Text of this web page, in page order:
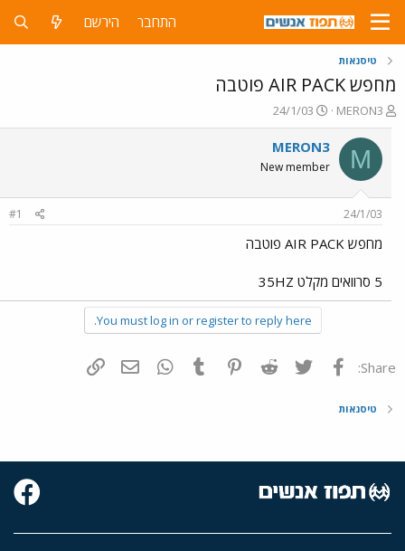
התחבר הירשם
טיסנאות
מחפש AIR PACK פוטבה
פ
ו
ת
ח
ה
ש
א
MERON3
פ
ו
ר
ס
ם
ר
24/1/03
M
MERON3
New member
24/1/03
#1
מחפש AIR PACK פוטבה
5 סרוואים מקלט 35HZ
You must log in or register to reply here.
Share: פייסבוק Twitter
Reddit
Pinterest
Tumblr
WhatsAppדואר אלקטרוני
טיסנאות